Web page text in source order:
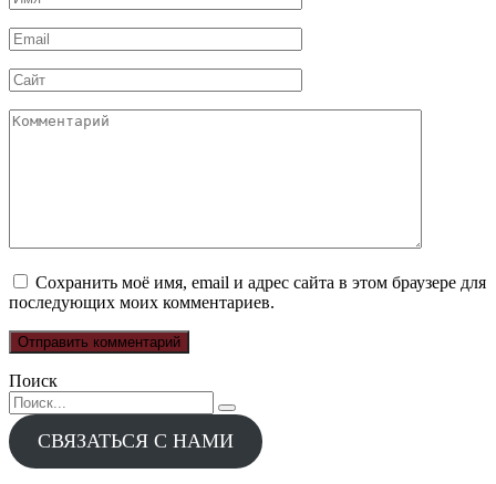
*
Email
*
Сайт
Комментарий
Сохранить моё имя, email и адрес сайта в этом браузере для
последующих моих комментариев.
Поиск
Search
for:
СВЯЗАТЬСЯ С НАМИ